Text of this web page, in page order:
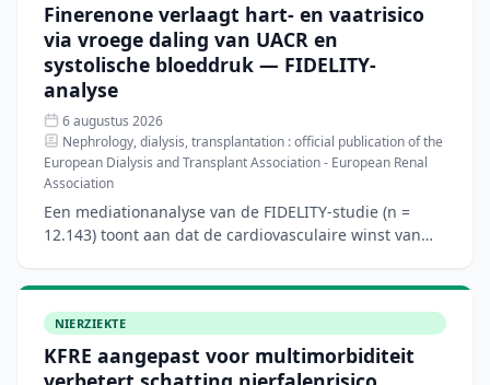
Finerenone verlaagt hart- en vaatrisico
via vroege daling van UACR en
systolische bloeddruk — FIDELITY-
analyse
6 augustus 2026
Nephrology, dialysis, transplantation : official publication of the
European Dialysis and Transplant Association - European Renal
Association
Een mediationanalyse van de FIDELITY-studie (n =
12.143) toont aan dat de cardiovasculaire winst van
chronische
NIERZIEKTE
KFRE aangepast voor multimorbiditeit